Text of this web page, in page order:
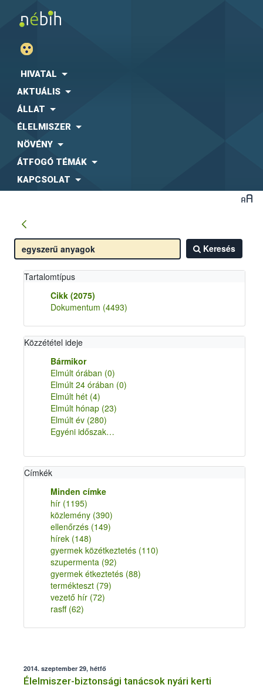
HIVATAL
AKTUÁLIS
ÁLLAT
ÉLELMISZER
NÖVÉNY
ÁTFOGÓ TÉMÁK
KAPCSOLAT
Keresés
Tartalomtípus
Cikk (2075)
Dokumentum (4493)
Közzététel ideje
Bármikor
Elmúlt órában (0)
Elmúlt 24 órában (0)
Elmúlt hét (4)
Elmúlt hónap (23)
Elmúlt év (280)
Egyéni időszak…
Címkék
Minden címke
hír (1195)
közlemény (390)
ellenőrzés (149)
hírek (148)
gyermek közétkeztetés (110)
szupermenta (92)
gyermek étkeztetés (88)
termékteszt (79)
vezető hír (72)
rasff (62)
2014. szeptember 29, hétfő
Élelmiszer-biztonsági tanácsok nyári kerti